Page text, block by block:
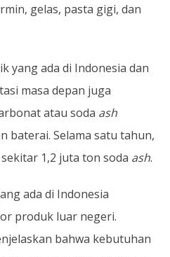
gelas, pasta gigi, dan
yang ada di Indonesia dan
masa depan juga
atau soda ash
baterai. Selama satu tahun,
1,2 juta ton soda ash.
ada di Indonesia
produk luar negeri.
bahwa kebutuhan